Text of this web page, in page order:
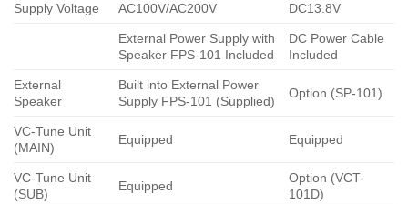
Supply Voltage AC100V/AC200V DC13.8V
External Power Supply with
Speaker FPS-101 Included
DC Power Cable
Included
External
Speaker
Built into External Power
Supply FPS-101 (Supplied)
Option (SP-101)
VC-Tune Unit
(MAIN)
Equipped Equipped
VC-Tune Unit
(SUB)
Equipped
Option (VCT-
101D)